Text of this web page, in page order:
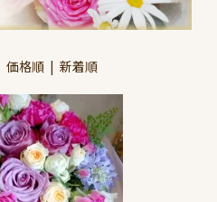
価格順| 新着順